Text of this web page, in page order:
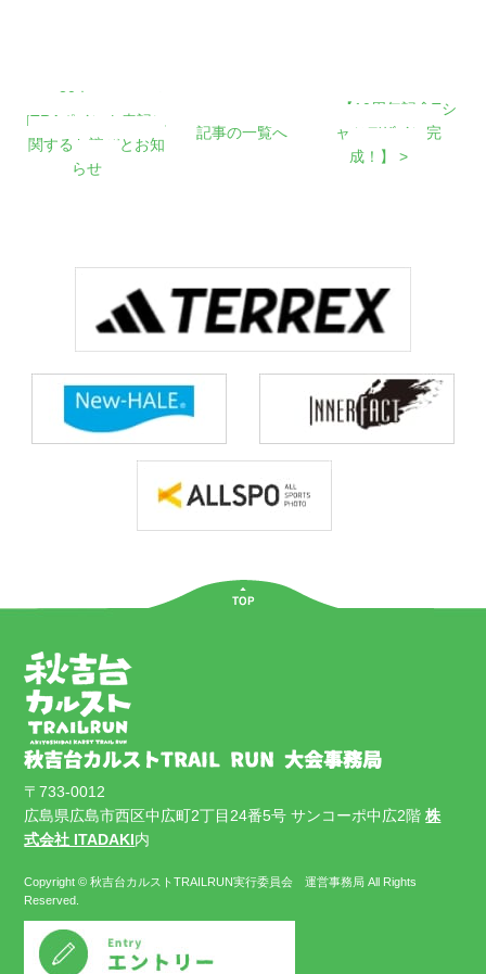
< 30キロコースの
ITRAポイント表記に
関するお詫びとお知
らせ
記事の一覧へ
【10周年記念Tシ
ャツデザイン完
成！】 >
〒733-0012
広島県広島市西区中広町2丁目24番5号 サンコーポ中広2階株
式会社 ITADAKI内
Copyright © 秋吉台カルストTRAILRUN実行委員会 運営事務局 All Rights
Reserved.